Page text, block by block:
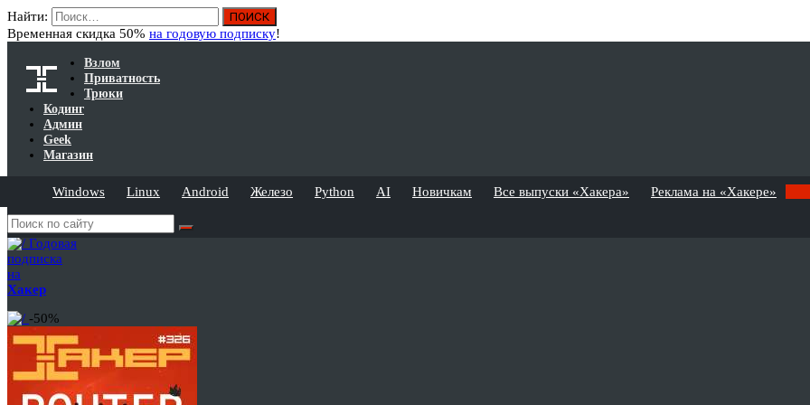
Найти:
Временная скидка 50% на годовую подписку!
Взлом
Приватность
Трюки
Кодинг
Админ
Geek
Магазин
Windows Linux Android Железо Python AI Новичкам Все выпуски «Хакера» Реклама на «Хакере»
Годовая
подписка
на
Хакер
-50%